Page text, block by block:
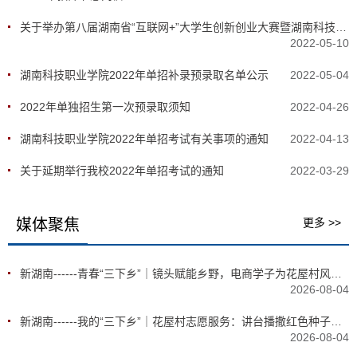
2022-05-10
湖南科技职业学院2022年单招补录预录取名单公示 2022-05-04
2022年单独招生第一次预录取须知 2022-04-26
湖南科技职业学院2022年单招考试有关事项的通知 2022-04-13
关于延期举行我校2022年单招考试的通知 2022-03-29
媒体聚焦 更多 >>
2026-08-04
2026-08-04